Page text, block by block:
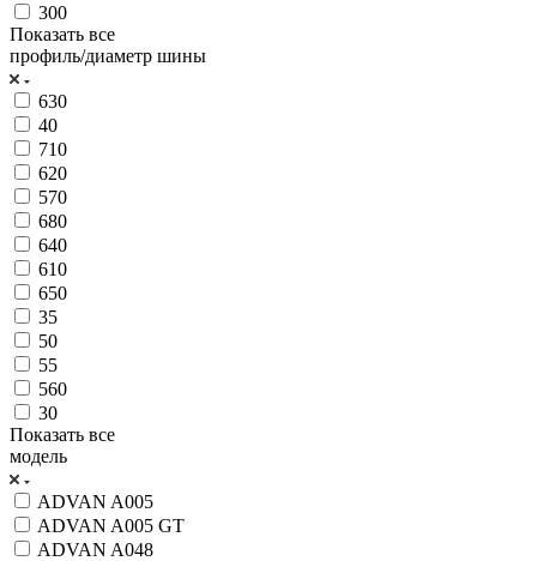
300
Показать все
профиль/диаметр шины
630
40
710
620
570
680
640
610
650
35
50
55
560
30
Показать все
модель
ADVAN A005
ADVAN A005 GT
ADVAN A048